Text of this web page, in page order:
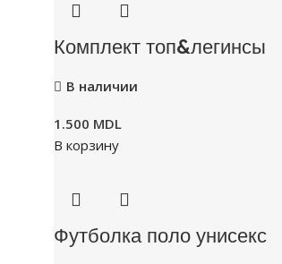
Комплект топ&легинсы
В наличии
1.500 MDL
В корзину
Футболка поло унисекс